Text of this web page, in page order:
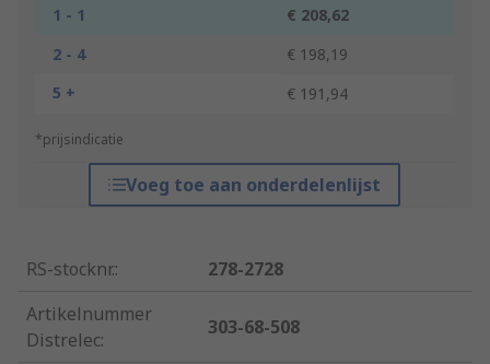
1 - 1
€ 208,62
2 - 4
€ 198,19
5 +
€ 191,94
*prijsindicatie
Voeg toe aan onderdelenlijst
RS-stocknr.:
278-2728
Artikelnummer
Distrelec:
303-68-508